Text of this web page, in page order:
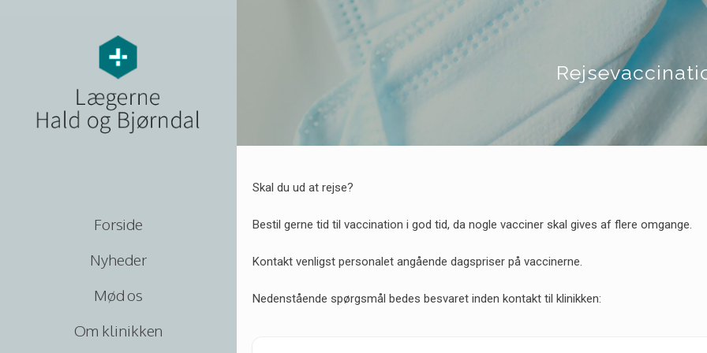
Forside
Nyheder
Mød os
Om klinikken
Skal du ud at rejse?
Bestil gerne tid til vaccination i god tid, da nogle vacciner skal gives af flere omgange.
Kontakt venligst personalet angående dagspriser på vaccinerne.
Nedenstående spørgsmål bedes besvaret inden kontakt til klinikken: